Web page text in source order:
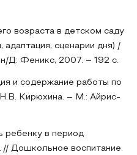
возраста в детском саду
адаптация, сценарии дня) /
Д: Феникс, 2007. – 192 с.
и содержание работы по
Кирюхина. – М.: Айрис-
ребенку в период
// Дошкольное воспитание.